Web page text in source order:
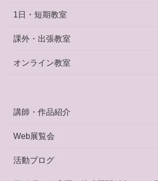
1日・短期教室
課外・出張教室
オンライン教室
講師・作品紹介
Web展覧会
活動ブログ